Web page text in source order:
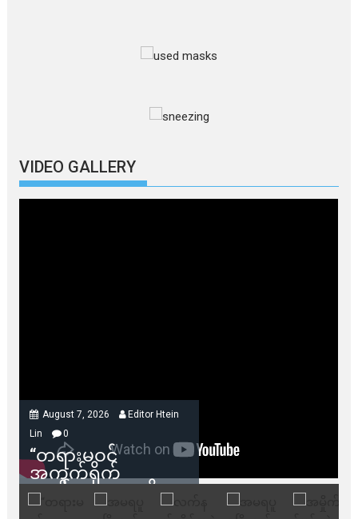
VIDEO GALLERY
August 7, 2026
Editor Htein
Lin
0
“တရားမဝင်
အကွက်ရိုက်
ရောင်းချမှုတွေကို
သက်ဆိုင်ရာတာဝန်ရှိ